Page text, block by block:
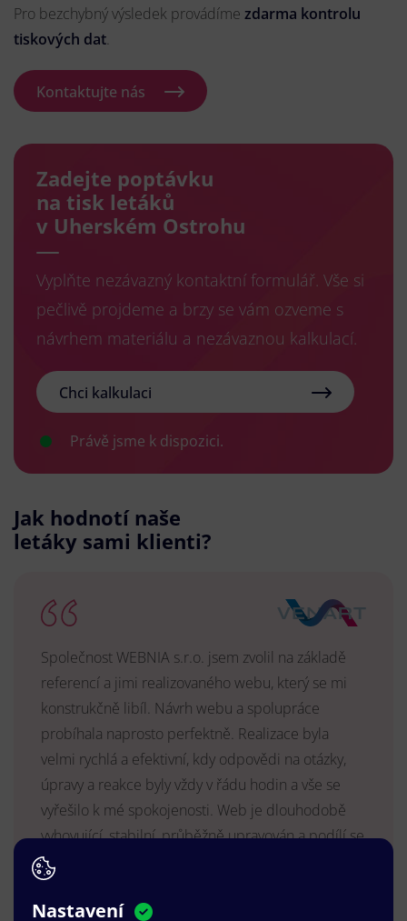
Pro bezchybný výsledek provádíme zdarma kontrolu
tiskových dat.
Kontaktujte nás
Zadejte poptávku
na tisk letáků
v Uherském Ostrohu
Vyplňte nezávazný kontaktní formulář. Vše si
pečlivě projdeme a brzy se vám ozveme s
návrhem materiálu a nezávaznou kalkulací.
Chci kalkulaci
Právě jsme k dispozici.
Jak hodnotí naše
letáky sami klienti?
Společnost WEBNIA s.r.o. jsem zvolil na základě
referencí a jimi realizovaného webu, který se mi
konstrukčně libíl. Návrh webu a spolupráce
probíhala naprosto perfektně. Realizace byla
velmi rychlá a efektivní, kdy odpovědi na otázky,
úpravy a reakce byly vždy v řádu hodin a vše se
vyřešilo k mé spokojenosti. Web je dlouhodobě
vyhovující, stabilní, průběžně upravován a podílí se
na pozitivním vnímání naší značky.
MUDr. Radek Vyšohlíd
Nastavení